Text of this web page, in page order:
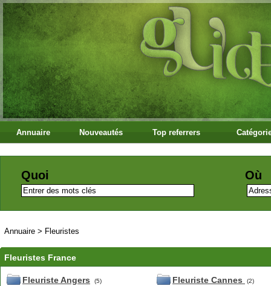
Annuaire Nouveautés Top referrers
Quoi Où
Annuaire > Fleuristes
Fleuristes France
Fleuriste Angers (5) Fleuriste Cannes (2)